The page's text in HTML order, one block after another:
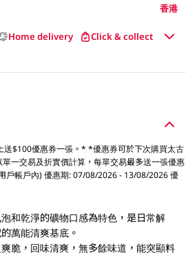
香港
Home delivery Click & collect
送$100優惠券一張。* *優惠券可於下次購買太古
一交易及折實價計算，每單交易最多送一張優惠
戶帳戶內) 優惠期: 07/08/2026 - 13/08/2026 優
和乾淨的礦物口感為特色，是日常解
萬能清爽基底。
脆，回味清爽，無多餘味道，能突顯料